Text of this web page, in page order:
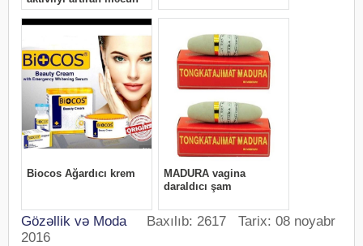
Gözəllik və Moda Baxılıb: 2617 Tarix: 08 noyabr
2016